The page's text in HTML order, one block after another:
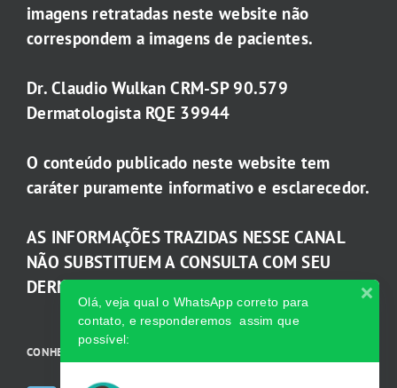
imagens retratadas neste website não
correspondem a imagens de pacientes.
Dr. Claudio Wulkan CRM-SP 90.579
Dermatologista RQE 39944
O conteúdo publicado neste website tem
caráter puramente informativo e esclarecedor.
AS INFORMAÇÕES TRAZIDAS NESSE CANAL
NÃO SUBSTITUEM A CONSULTA COM SEU
DERMATOLOGISTA.
CONHEÇA AS INCRÍVEIS Redes Sociais da Clínica
Olá, veja qual o WhatsApp correto para
contato, e responderemos assim que
possível: